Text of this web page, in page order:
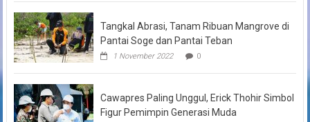
Tangkal Abrasi, Tanam Ribuan Mangrove di
Pantai Soge dan Pantai Teban
1 November 2022 0
Cawapres Paling Unggul, Erick Thohir Simbol
Figur Pemimpin Generasi Muda